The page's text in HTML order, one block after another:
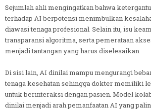
Sejumlah ahli mengingatkan bahwa
terhadap AI berpotensi menimbulkan
diawasi tenaga profesional. Selain itu, isu
transparansi algoritma, serta pemerataan
menjadi tantangan yang harus diselesaikan.
Di sisi lain, AI dinilai mampu mengurangi
tenaga kesehatan sehingga dokter memiliki
untuk berinteraksi dengan pasien. Model
dinilai menjadi arah pemanfaatan AI yang